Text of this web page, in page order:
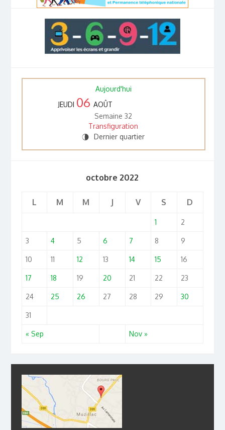
Aujourd'hui
JEUDI 06 AOÛT
Semaine 32
Transfiguration
U Dernier quartier
octobre 2022
L M M J V S D
« Sep Nov »
1 2
3 4 5 6 7 8 9
10 11 12 13 14 15 16
17 18 19 20 21 22 23
24 25 26 27 28 29 30
31